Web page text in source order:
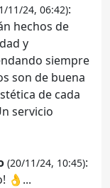
11/24, 06:42):
hechos de
y
siempre
son de buena
de cada
servicio
(20/11/24, 10:45):
👌...